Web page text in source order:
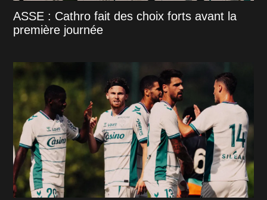
ASSE : Cathro fait des choix forts avant la
première journée